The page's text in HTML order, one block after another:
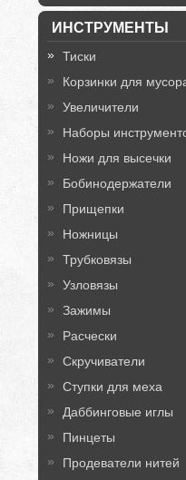
ИНСТРУМЕНТЫ
Тиски
Корзинки для
Увеличители
Наборы
Ножи для высечки
Бобинодержатели
Прищепки
Ножницы
Трубковязы
Узловязы
Зажимы
Расчески
Скручиватели
Ступки для меха
Даббинговые иглы
Пинцеты
Продеватели нитей